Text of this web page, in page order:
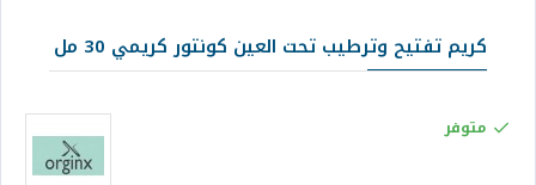
كريم تفتيح وترطيب تحت العين كونتور كريمي 30 مل
متوفر